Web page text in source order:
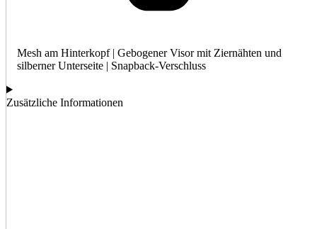
Mesh am Hinterkopf | Gebogener Visor mit Ziernähten und
silberner Unterseite | Snapback-Verschluss
Zusätzliche Informationen